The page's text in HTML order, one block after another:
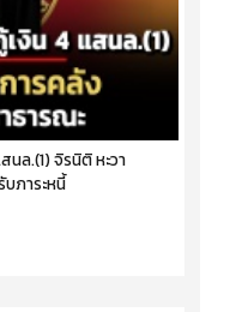
ล.(1) จิรนิติ หะวา
ภาระหนี้